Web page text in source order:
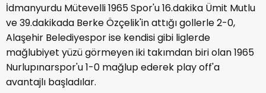
İdmanyurdu Mütevelli 1965 Spor'u 16.dakika Ümit Mutlu
ve 39.dakikada Berke Özçelik'in attığı gollerle 2-0,
Alaşehir Belediyespor ise kendisi gibi liglerde
mağlubiyet yüzü görmeyen iki takımdan biri olan 1965
Nurlupınarspor'u 1-0 mağlup ederek play off'a
avantajlı başladılar.